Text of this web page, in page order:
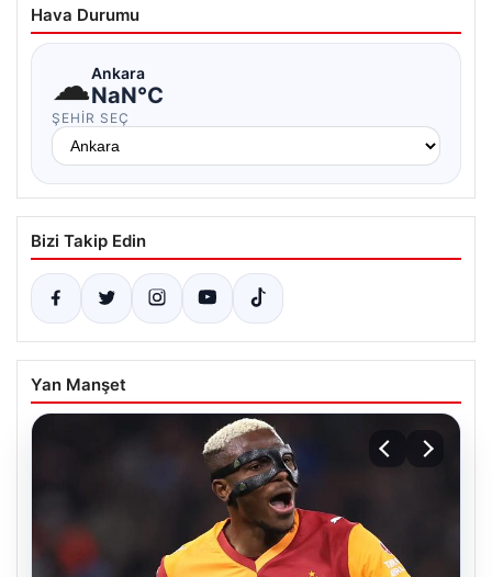
Hava Durumu
☁Ankara
NaN°C
ŞEHIR SEÇ
Bizi Takip Edin
Yan Manşet